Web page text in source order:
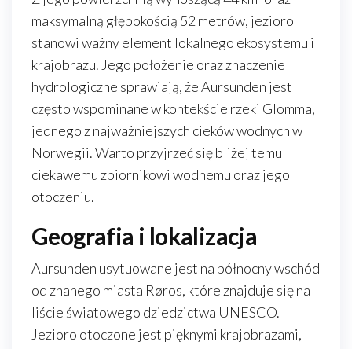
maksymalną głębokością 52 metrów, jezioro
stanowi ważny element lokalnego ekosystemu i
krajobrazu. Jego położenie oraz znaczenie
hydrologiczne sprawiają, że Aursunden jest
często wspominane w kontekście rzeki Glomma,
jednego z najważniejszych cieków wodnych w
Norwegii. Warto przyjrzeć się bliżej temu
ciekawemu zbiornikowi wodnemu oraz jego
otoczeniu.
Geografia i lokalizacja
Aursunden usytuowane jest na północny wschód
od znanego miasta Røros, które znajduje się na
liście światowego dziedzictwa UNESCO.
Jezioro otoczone jest pięknymi krajobrazami,